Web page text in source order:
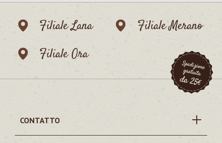
Filiale Lana
Filiale Merano
Filiale Ora
CONTATTO